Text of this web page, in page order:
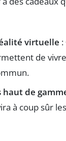
virtuelle
de
de
à coup sûr